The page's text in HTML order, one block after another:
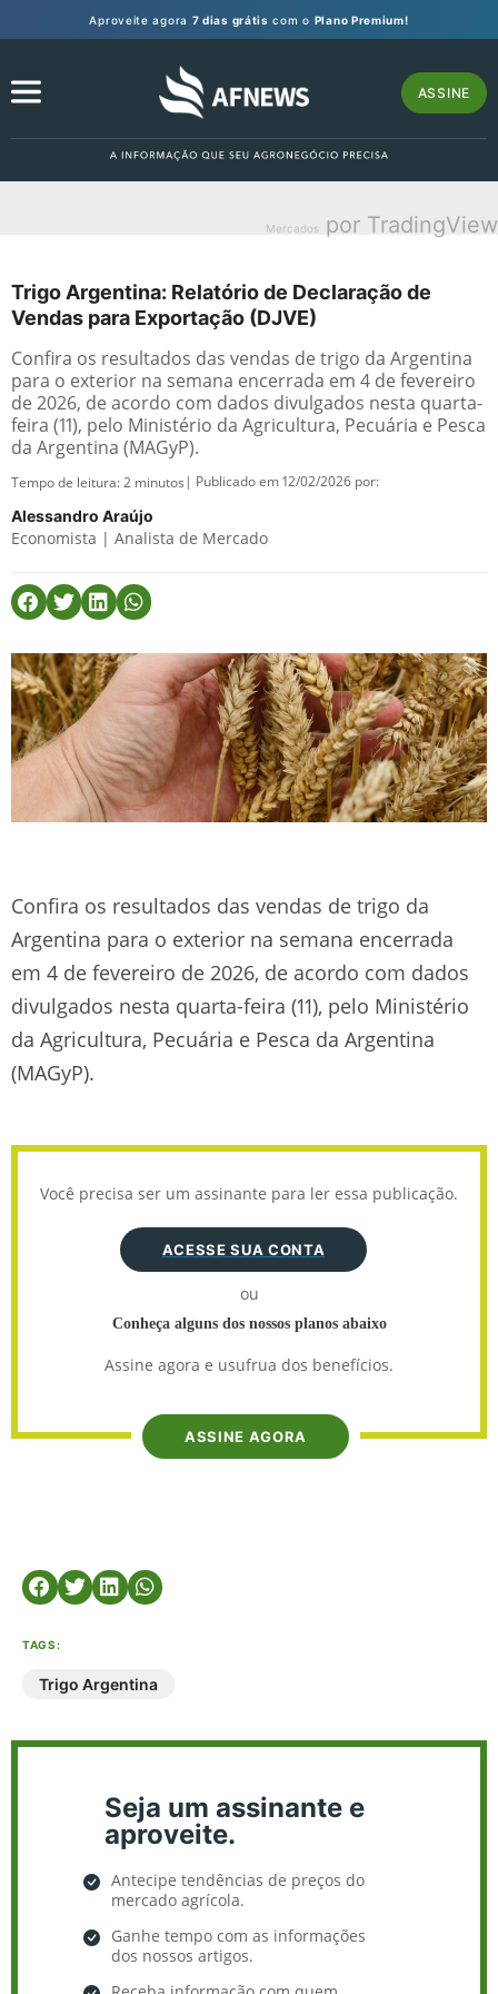
Aproveite agora 7 dias grátis com o Plano Premium!
ASSINE
Mercados por TradingView
Trigo Argentina: Relatório de Declaração de
Vendas para Exportação (DJVE)
Confira os resultados das vendas de trigo da Argentina
para o exterior na semana encerrada em 4 de fevereiro
de 2026, de acordo com dados divulgados nesta quarta-
feira (11), pelo Ministério da Agricultura, Pecuária e Pesca
da Argentina (MAGyP).
Tempo de leitura:2 minutos | Publicado em 12/02/2026 por:
Alessandro Araújo
Economista | Analista de Mercado
Confira os resultados das vendas de trigo da
Argentina para o exterior na semana encerrada
em 4 de fevereiro de 2026, de acordo com dados
divulgados nesta quarta-feira (11), pelo Ministério
da Agricultura, Pecuária e Pesca da Argentina
(MAGyP).
Você precisa ser um assinante para ler essa publicação.
ACESSE SUA CONTA
ou
Conheça alguns dos nossos planos abaixo
Assine agora e usufrua dos benefícios.
ASSINE AGORA
TAGS:
Trigo Argentina
Seja um assinante e
aproveite.
Antecipe tendências de preços do
mercado agrícola.
Ganhe tempo com as informações
dos nossos artigos.